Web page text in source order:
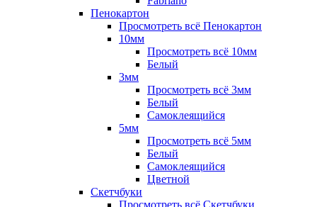
Пенокартон
Просмотреть всё Пенокартон
10мм
Просмотреть всё 10мм
Белый
3мм
Просмотреть всё 3мм
Белый
Самоклеящийся
5мм
Просмотреть всё 5мм
Белый
Самоклеящийся
Цветной
Скетчбуки
Просмотреть всё Скетчбуки